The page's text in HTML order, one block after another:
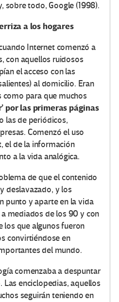
sobre todo, Google (1998).
a los hogares
Internet comenzó a
con aquellos ruidosos
el acceso con las
al domicilio. Eran
para que muchos
por las primeras páginas
las de periódicos,
Comenzó el uso
el de la información
a la vida analógica.
de que el contenido
deslavazado, y los
punto y aparte en la vida
mediados de los 90 y con
los que algunos fueron
convirtiéndose en
del mundo.
comenzaba a despuntar
enciclopedias, aquellos
seguirán teniendo en